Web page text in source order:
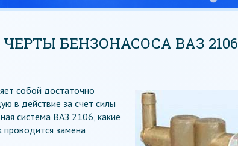
БЕНЗОНАСОСА ВАЗ 2106
собой достаточно
в действие за счет силы
система ВАЗ 2106, какие
проводится замена